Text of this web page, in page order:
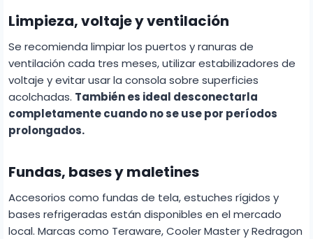
Limpieza, voltaje y ventilación
Se recomienda limpiar los puertos y ranuras de
ventilación cada tres meses, utilizar estabilizadores de
voltaje y evitar usar la consola sobre superficies
acolchadas. También es ideal desconectarla
completamente cuando no se use por períodos
prolongados.
Fundas, bases y maletines
Accesorios como fundas de tela, estuches rígidos y
bases refrigeradas están disponibles en el mercado
local. Marcas como Teraware, Cooler Master y Redragon